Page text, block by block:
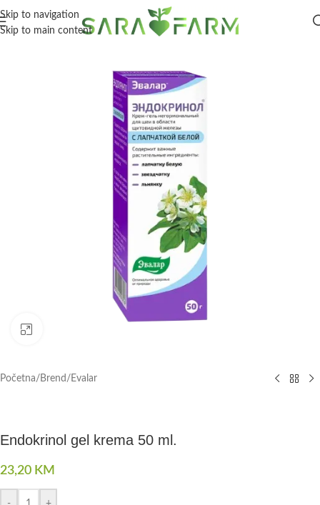
Skip to navigation
Skip to main content
Početna/ Brend / Evalar
Endokrinol gel krema 50 ml.
23,20 KM